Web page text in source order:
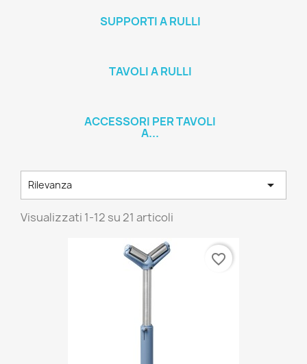
SUPPORTI A RULLI
TAVOLI A RULLI
ACCESSORI PER TAVOLI
A...
Rilevanza 
Visualizzati 1-12 su 21 articoli
favorite_border